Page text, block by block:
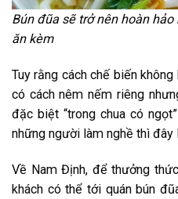
Bún đũa sẽ trở nên hoàn
ăn kèm
Tuy rằng cách chế biến
có cách nêm nếm riêng
đặc biệt “trong chua có
những người làm nghề thì đây
Về Nam Định, để thưởng
khách có thể tới quán bún